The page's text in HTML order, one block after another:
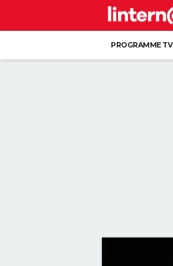
PROGRAMME TV